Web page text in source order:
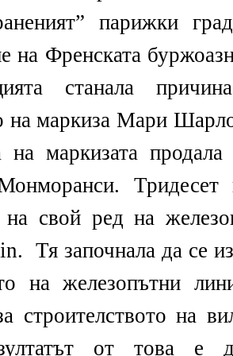
парижки
на Френската
станала
на маркиза Мари
на маркизата продала
на свой ред на
Тя започнала да се
на железопътни
строителството на
от това е